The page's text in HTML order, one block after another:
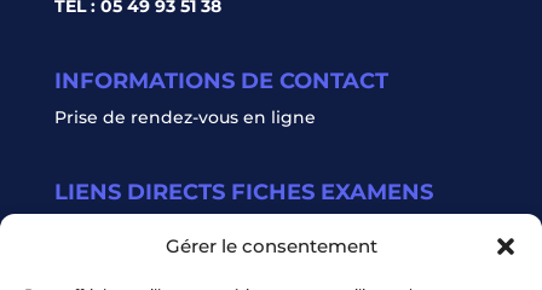
Gérer le consentement
TEL : 05 49 93 51 38
INFORMATIONS DE CONTACT
Prise de rendez-vous en ligne
LIENS DIRECTS FICHES EXAMENS
IRM